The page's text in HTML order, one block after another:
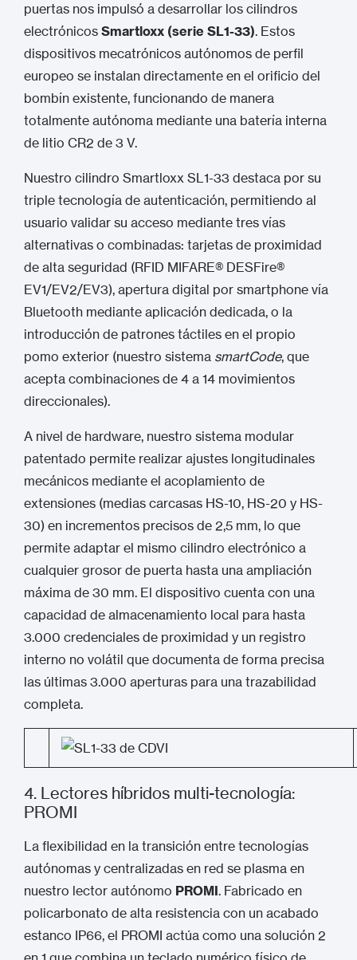
puertas nos impulsó a desarrollar los cilindros
electrónicos Smartloxx (serie SL1-33). Estos
dispositivos mecatrónicos autónomos de perfil
europeo se instalan directamente en el orificio del
bombín existente, funcionando de manera
totalmente autónoma mediante una batería interna
de litio CR2 de 3 V.
Nuestro cilindro Smartloxx SL1-33 destaca por su
triple tecnología de autenticación, permitiendo al
usuario validar su acceso mediante tres vías
alternativas o combinadas: tarjetas de proximidad
de alta seguridad (RFID MIFARE® DESFire®
EV1/EV2/EV3), apertura digital por smartphone vía
Bluetooth mediante aplicación dedicada, o la
introducción de patrones táctiles en el propio
pomo exterior (nuestro sistema smartCode, que
acepta combinaciones de 4 a 14 movimientos
direccionales).
A nivel de hardware, nuestro sistema modular
patentado permite realizar ajustes longitudinales
mecánicos mediante el acoplamiento de
extensiones (medias carcasas HS-10, HS-20 y HS-
30) en incrementos precisos de 2,5 mm, lo que
permite adaptar el mismo cilindro electrónico a
cualquier grosor de puerta hasta una ampliación
máxima de 30 mm. El dispositivo cuenta con una
capacidad de almacenamiento local para hasta
3.000 credenciales de proximidad y un registro
interno no volátil que documenta de forma precisa
las últimas 3.000 aperturas para una trazabilidad
completa.
4. Lectores híbridos multi-tecnología:
PROMI
La flexibilidad en la transición entre tecnologías
autónomas y centralizadas en red se plasma en
nuestro lector autónomo PROMI. Fabricado en
policarbonato de alta resistencia con un acabado
estanco IP66, el PROMI actúa como una solución 2